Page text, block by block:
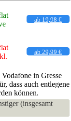
ab 19,98 €
ab 29,99 €
in Gresse
dass auch entlegene
können.
(insgesamt